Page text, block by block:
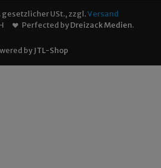
gesetzlicher USt., zzgl.Versand
Perfected byDreizack Medien.
by JTL-Shop